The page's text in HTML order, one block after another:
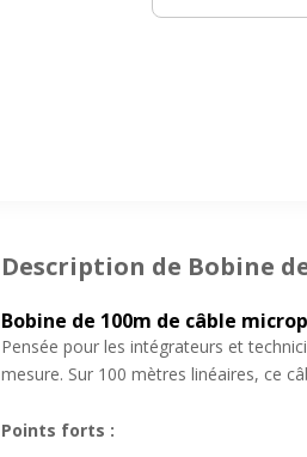
Description de Bobine
Bobine de 100m de câble
Pensée pour les intégrateurs et
mesure. Sur 100 mètres linéaires, ce
Points forts :